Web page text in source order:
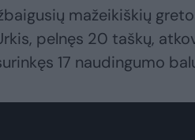
mažeikiškių
pelnęs 20 taškų,
17 naudingumo